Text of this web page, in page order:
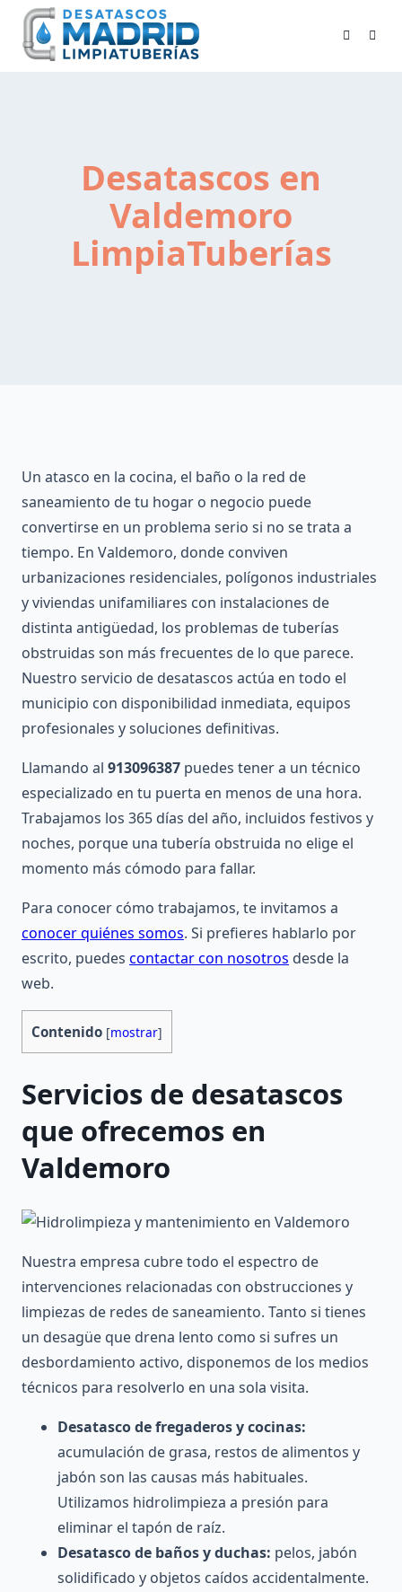
Skip
content
Desatascos en
Valdemoro
LimpiaTuberías
Un atasco en la cocina, el baño o la red de
saneamiento de tu hogar o negocio puede
convertirse en un problema serio si no se trata a
tiempo. En Valdemoro, donde conviven
urbanizaciones residenciales, polígonos industriales
y viviendas unifamiliares con instalaciones de
distinta antigüedad, los problemas de tuberías
obstruidas son más frecuentes de lo que parece.
Nuestro servicio de desatascos actúa en todo el
municipio con disponibilidad inmediata, equipos
profesionales y soluciones definitivas.
Llamando al 913096387 puedes tener a un técnico
especializado en tu puerta en menos de una hora.
Trabajamos los 365 días del año, incluidos festivos y
noches, porque una tubería obstruida no elige el
momento más cómodo para fallar.
Para conocer cómo trabajamos, te invitamos a
conocer quiénes somos. Si prefieres hablarlo por
escrito, puedes contactar con nosotros desde la
web.
Contenido [mostrar]
Servicios de desatascos
que ofrecemos en
Valdemoro
Nuestra empresa cubre todo el espectro de
intervenciones relacionadas con obstrucciones y
limpiezas de redes de saneamiento. Tanto si tienes
un desagüe que drena lento como si sufres un
desbordamiento activo, disponemos de los medios
técnicos para resolverlo en una sola visita.
Desatasco de fregaderos y cocinas:
acumulación de grasa, restos de alimentos y
jabón son las causas más habituales.
Utilizamos hidrolimpieza a presión para
eliminar el tapón de raíz.
Desatasco de baños y duchas: pelos, jabón
solidificado y objetos caídos accidentalmente.